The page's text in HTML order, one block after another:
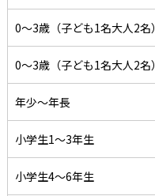
0～3歳（子ども1名大人2名）
0～3歳（子ども1名大人2名）
年少～年長
小学生1～3年生
小学生4～6年生